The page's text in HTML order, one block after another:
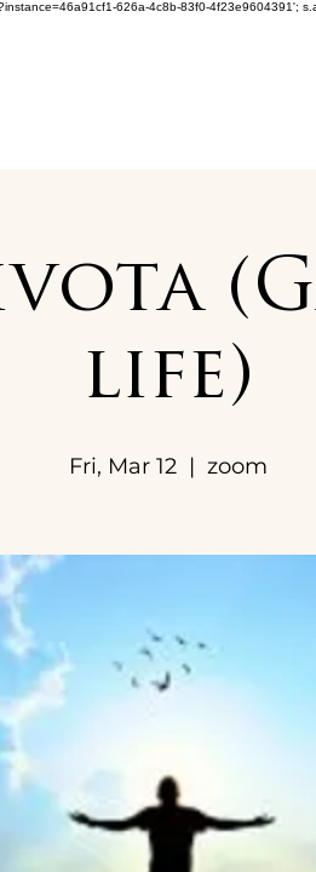
626a-4c8b-83f0-4f23e9604391';
life)
Fri, Mar 12
  |
zoom